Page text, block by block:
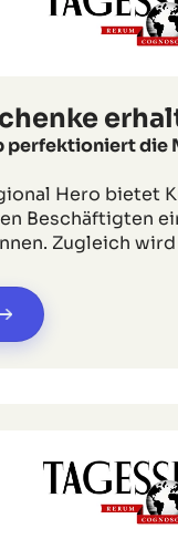
perfektioniert
Hero bietet
Beschäftigten
Zugleich